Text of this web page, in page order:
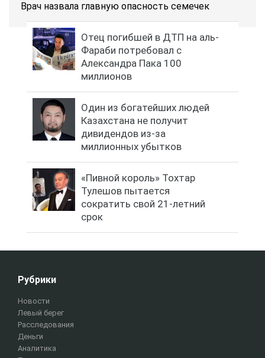
Врач назвала главную опасность семечек
Отец погибшей в ДТП на аль-
Фараби потребовал с
Александра Пака 100
миллионов
Один из богатейших людей
Казахстана не получит
дивидендов из-за
миллионных убытков
«Пивной король» Тохтар
Тулешов пытается
сократить свой 21-летний
срок
Рубрики
Новости
Левый берег
Расследования
Деньги
Аналитика